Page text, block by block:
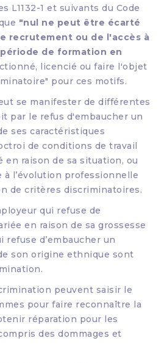
L1132-1 et suivants du Code
"nul ne peut être écarté
recrutement ou de l'accès à
de formation en
licencié ou faire l'objet
pour ces motifs.
se manifester de différentes
par le refus d'embaucher un
ses caractéristiques
de conditions de travail
en raison de sa situation, ou
à l’évolution professionnelle
de critères discriminatoires.
qui refuse de
en raison de sa grossesse
refuse d’embaucher un
son origine ethnique sont
peuvent saisir le
pour faire reconnaître la
réparation pour les
des dommages et